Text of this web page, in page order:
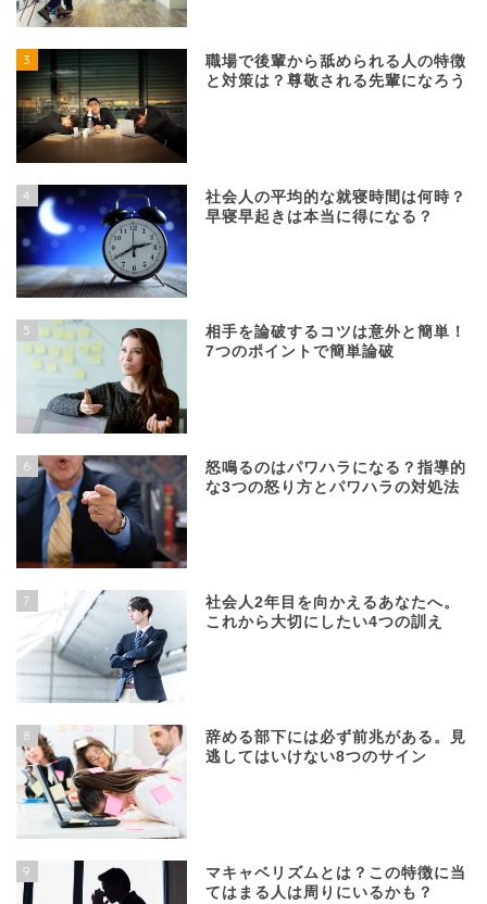
3
職場で後輩から舐められる人の特徴
と対策は？尊敬される先輩になろう
4
社会人の平均的な就寝時間は何時？
早寝早起きは本当に得になる？
5
相手を論破するコツは意外と簡単！
7つのポイントで簡単論破
6
怒鳴るのはパワハラになる？指導的
な3つの怒り方とパワハラの対処法
7
社会人2年目を向かえるあなたへ。
これから大切にしたい4つの訓え
8
辞める部下には必ず前兆がある。見
逃してはいけない8つのサイン
9
マキャベリズムとは？この特徴に当
てはまる人は周りにいるかも？